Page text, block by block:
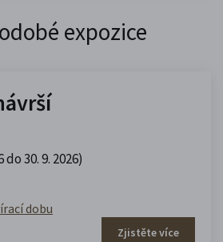
expozice
30. 9. 2026)
dobu
Zjistěte více